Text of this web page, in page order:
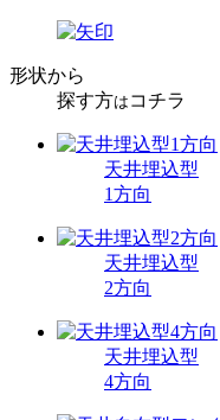
形状から
探す方は コチラ
天井埋込型
1方向
天井埋込型
2方向
天井埋込型
4方向